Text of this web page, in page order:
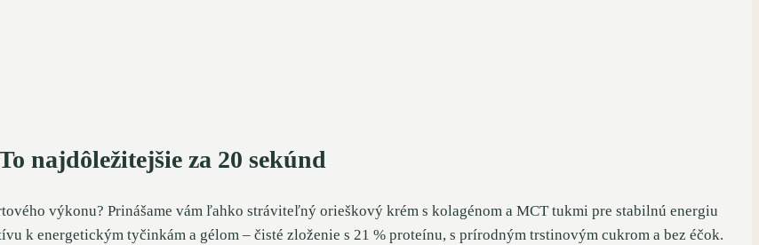
najdôležitejšie za 20 sekúnd
výkonu? Prinášame vám ľahko stráviteľný orieškový krém s kolagénom a MCT tukmi pre stabilnú energiu
k energetickým tyčinkám a gélom – čisté zloženie s 21 % proteínu, s prírodným trstinovým cukrom a bez éčok.